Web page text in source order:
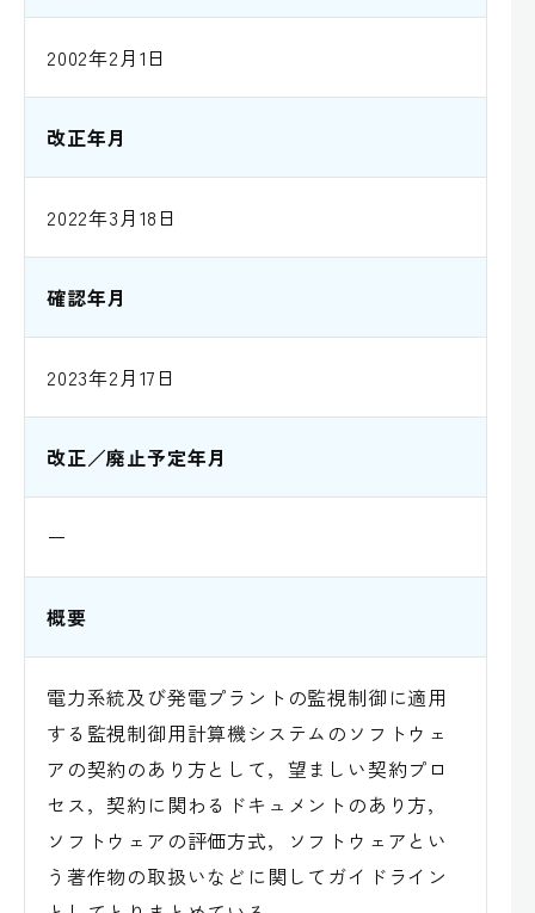
2002年2月1日
改正年月
2022年3月18日
確認年月
2023年2月17日
改正／廃止予定年月
ー
概要
電力系統及び発電プラントの監視制御に適用
する監視制御用計算機システムのソフトウェ
アの契約のあり方として，望ましい契約プロ
セス，契約に関わるドキュメントのあり方，
ソフトウェアの評価方式，ソフトウェアとい
う著作物の取扱いなどに関してガイドライン